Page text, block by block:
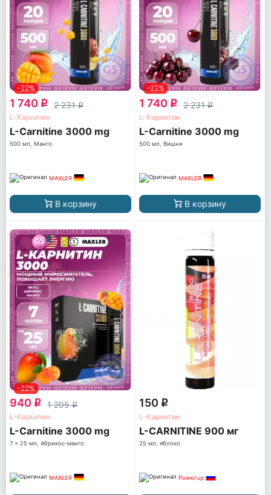
-22%
1 740 q 2 231q
L-Карнитин
L-Carnitine 3000 mg
500 мл, Манго
MAXLER
В корзину
-22%
1 740 q 2 231q
L-Карнитин
L-Carnitine 3000 mg
500 мл, Вишня
MAXLER
В корзину
-22%
940 q 1 205q
L-Карнитин
L-Carnitine 3000 mg
7 x 25 мл, Абрикос-манго
MAXLER
150 q
L-Карнитин
L-CARNITINE 900 мг
25 мл, яблоко
Powerup